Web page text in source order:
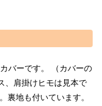
バーです。 （カバーの
、肩掛けヒモは見本で
裏地も付いています。